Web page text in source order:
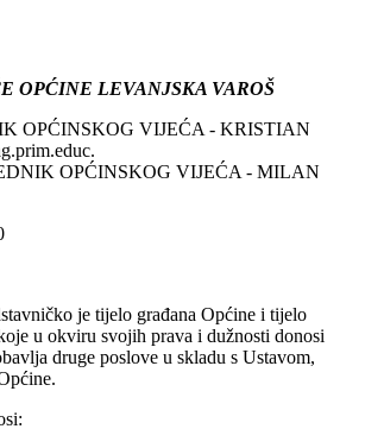
OPĆINE LEVANJSKA VAROŠ
OPĆINSKOG VIJEĆA - KRISTIAN
OPĆINSKOG VIJEĆA - MILAN
je tijelo građana Općine i tijelo
u okviru svojih prava i dužnosti donosi
druge poslove u skladu s Ustavom,